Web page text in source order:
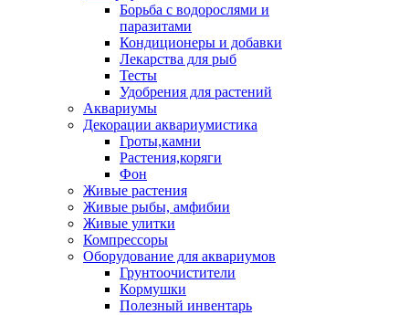
Борьба с водорослями и
паразитами
Кондиционеры и добавки
Лекарства для рыб
Тесты
Удобрения для растений
Аквариумы
Декорации аквариумистика
Гроты,камни
Растения,коряги
Фон
Живые растения
Живые рыбы, амфибии
Живые улитки
Компрессоры
Оборудование для аквариумов
Грунтоочистители
Кормушки
Полезный инвентарь